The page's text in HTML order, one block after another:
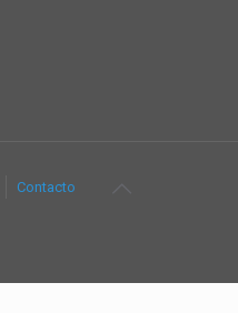
Contacto